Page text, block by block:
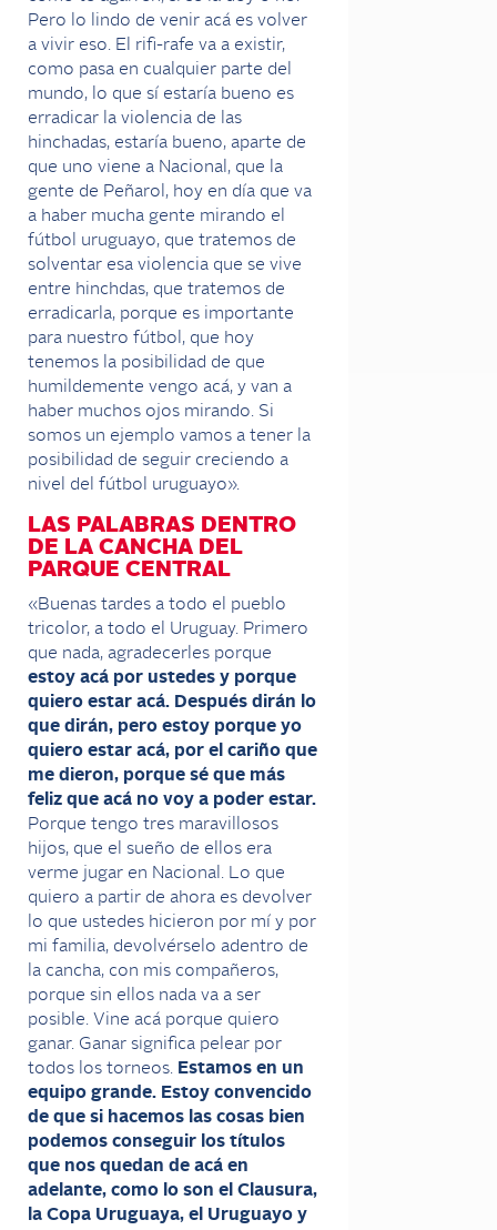
Pero lo lindo de venir acá es volver
a vivir eso. El rifi-rafe va a existir,
como pasa en cualquier parte del
mundo, lo que sí estaría bueno es
erradicar la violencia de las
hinchadas, estaría bueno, aparte de
que uno viene a Nacional, que la
gente de Peñarol, hoy en día que va
a haber mucha gente mirando el
fútbol uruguayo, que tratemos de
solventar esa violencia que se vive
entre hinchdas, que tratemos de
erradicarla, porque es importante
para nuestro fútbol, que hoy
tenemos la posibilidad de que
humildemente vengo acá, y van a
haber muchos ojos mirando. Si
somos un ejemplo vamos a tener la
posibilidad de seguir creciendo a
nivel del fútbol uruguayo».
LAS PALABRAS DENTRO
DE LA CANCHA DEL
PARQUE CENTRAL
«Buenas tardes a todo el pueblo
tricolor, a todo el Uruguay. Primero
que nada, agradecerles porque
estoy acá por ustedes y porque
quiero estar acá. Después dirán lo
que dirán, pero estoy porque yo
quiero estar acá, por el cariño que
me dieron, porque sé que más
feliz que acá no voy a poder estar.
Porque tengo tres maravillosos
hijos, que el sueño de ellos era
verme jugar en Nacional. Lo que
quiero a partir de ahora es devolver
lo que ustedes hicieron por mí y por
mi familia, devolvérselo adentro de
la cancha, con mis compañeros,
porque sin ellos nada va a ser
posible. Vine acá porque quiero
ganar. Ganar significa pelear por
todos los torneos. Estamos en un
equipo grande. Estoy convencido
de que si hacemos las cosas bien
podemos conseguir los títulos
que nos quedan de acá en
adelante, como lo son el Clausura,
la Copa Uruguaya, el Uruguayo y